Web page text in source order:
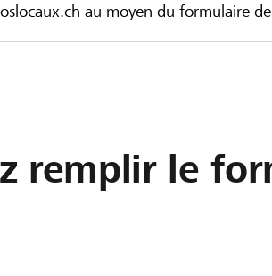
au moyen du formulaire
remplir le